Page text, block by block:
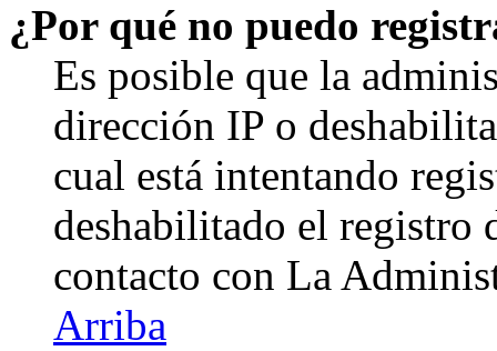
¿Por qué no puedo
Es posible que la
dirección IP o
cual está intentando
deshabilitado el registro
contacto con La
Arriba